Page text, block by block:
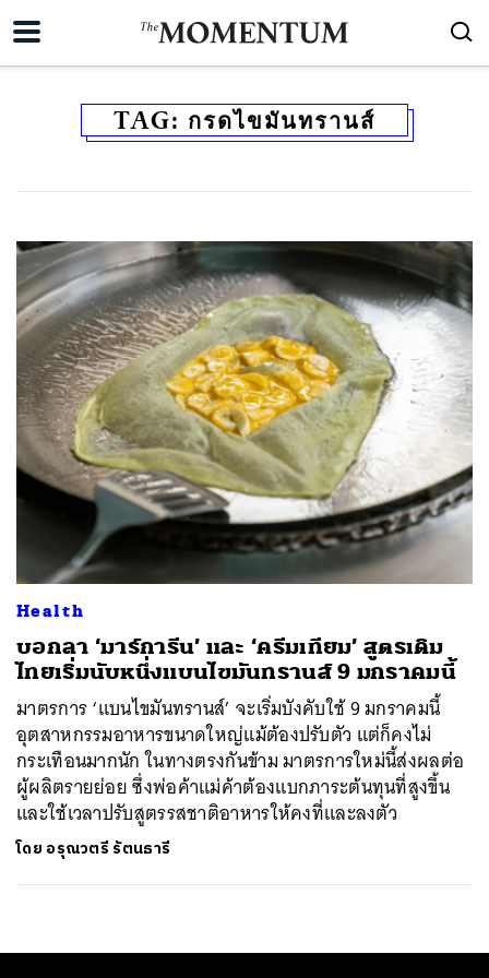
TAG: กรดไขมันทรานส์
Health
บอกลา ‘มาร์การีน’ และ ‘ครีมเทียม’ สูตรเดิม
ไทยเริ่มนับหนึ่งแบนไขมันทรานส์ 9 มกราคมนี้
มาตรการ ‘แบนไขมันทรานส์’ จะเริ่มบังคับใช้ 9 มกราคมนี้
อุตสาหกรรมอาหารขนาดใหญ่แม้ต้องปรับตัว แต่ก็คงไม่
กระเทือนมากนัก ในทางตรงกันข้าม มาตรการใหม่นี้ส่งผลต่อ
ผู้ผลิตรายย่อย ซึ่งพ่อค้าแม่ค้าต้องแบกภาระต้นทุนที่สูงขึ้น
และใช้เวลาปรับสูตรรสชาติอาหารให้คงที่และลงตัว
โดย อรุณวตรี รัตนธารี
SHARE TWEET LINE EMAIL